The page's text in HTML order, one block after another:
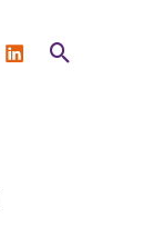
Buscar